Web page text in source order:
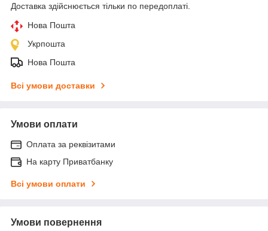
Доставка здійснюється тільки по передоплаті.
Нова Пошта
Укрпошта
Нова Пошта
Всі умови доставки
Умови оплати
Оплата за реквізитами
На карту Приватбанку
Всі умови оплати
Умови повернення